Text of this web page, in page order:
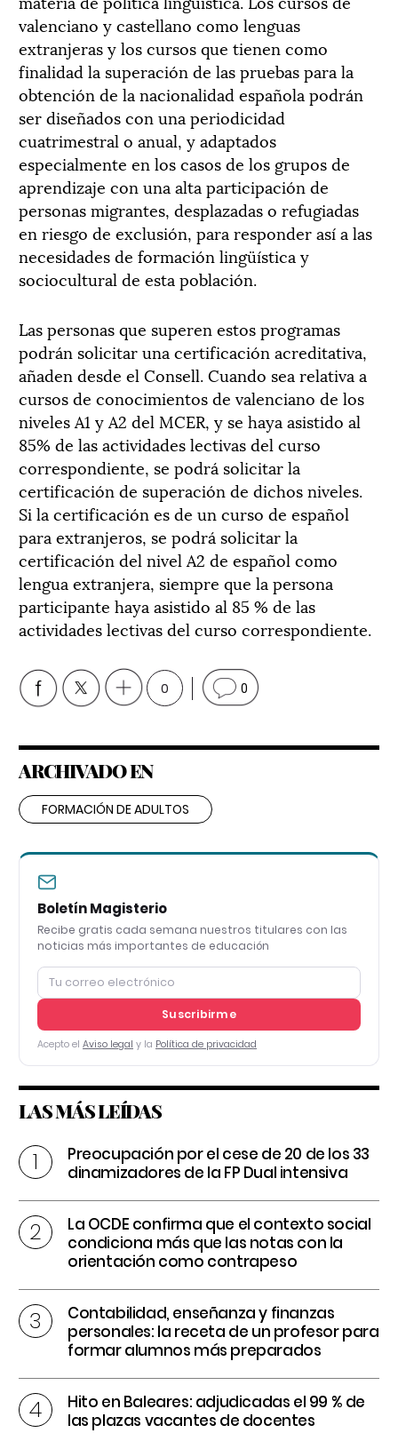
valenciano y castellano como lenguas
extranjeras y los cursos que tienen como
finalidad la superación de las pruebas para la
obtención de la nacionalidad española podrán
ser diseñados con una periodicidad
cuatrimestral o anual, y adaptados
especialmente en los casos de los grupos de
aprendizaje con una alta participación de
personas migrantes, desplazadas o refugiadas
en riesgo de exclusión, para responder así a las
necesidades de formación lingüística y
sociocultural de esta población.
Las personas que superen estos programas
podrán solicitar una certificación acreditativa,
añaden desde el Consell. Cuando sea relativa a
cursos de conocimientos de valenciano de los
niveles A1 y A2 del MCER, y se haya asistido al
85% de las actividades lectivas del curso
correspondiente, se podrá solicitar la
certificación de superación de dichos niveles.
Si la certificación es de un curso de español
para extranjeros, se podrá solicitar la
certificación del nivel A2 de español como
lengua extranjera, siempre que la persona
participante haya asistido al 85 % de las
actividades lectivas del curso correspondiente.
0 0
ARCHIVADO EN
FORMACIÓN DE ADULTOS
Boletín Magisterio
Recibe gratis cada semana nuestros titulares con las
noticias más importantes de educación
Suscribirme
Acepto el Aviso legal y la Política de privacidad
LAS MÁS LEÍDAS
Preocupación por el cese de 20 de los 33
dinamizadores de la FP Dual intensiva
La OCDE confirma que el contexto social
condiciona más que las notas con la
orientación como contrapeso
Contabilidad, enseñanza y finanzas
personales: la receta de un profesor para
formar alumnos más preparados
Hito en Baleares: adjudicadas el 99 % de
las plazas vacantes de docentes